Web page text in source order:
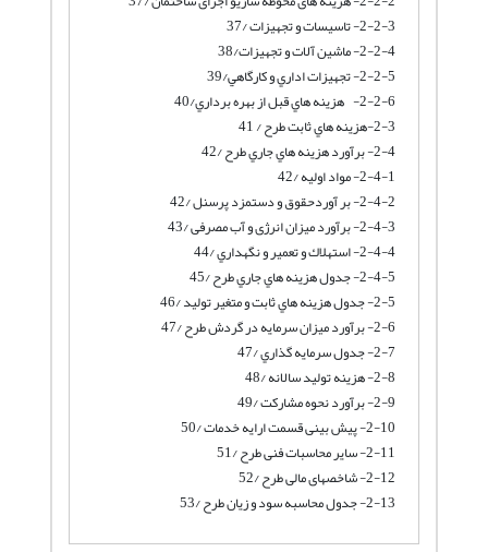
2-2-3- تاسیسات و تجهيزات /37
2-2-4- ماشین آلات و تجهیزات/38
2-2-5- تجهيزات اداري و كارگاهي/39
2-2-6- هزينه هاي قبل از بهره برداري/40
2-3-هزينه هاي ثابت طرح / 41
2-4- برآورد هزينه هاي جاري طرح /42
2-4-1- مواد اوليه /42
2-4-2- بر آوردحقوق و دستمزد پرسنل /42
2-4-3- برآورد میزان انرژی و آب مصرفی /43
2-4-4- استهلاك و تعمير و نگهداري /44
2-4-5- جدول هزينه هاي جاري طرح /45
2-5- جدول هزينه هاي ثابت و متغير توليد /46
2-6- برآورد میزان سرمایه در گردش طرح /47
2-7- جدول سرمايه گذاري /47
2-8- هزینه تولید سالانه /48
2-9- برآورد نحوه مشارکت /49
2-10- پیش بینی قسمت ارایه خدمات /50
2-11- سایر محاسبات فنی طرح /51
2-12- شاخصهای مالی طرح /52
2-13- جدول محاسبه سود و زیان طرح /53